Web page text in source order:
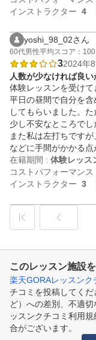
インストラクター 4
yoshi_98_02さん
60代男性平均スコア：
32024年
人数が少なければ良い
体験レッスンを受けて
平日の昼間で自分を
してもらいました。
少し不安なところでし
また私は左打ちです
などに手間がかかる点
在籍期間 : 体験レッス
コストパフォーマンス
インストラクター 3
このレッスン施設
楽天GORAレッスンク
チコミを投稿してく
ど）への差別、不適
ッスンクチコミ利用
合がございます。